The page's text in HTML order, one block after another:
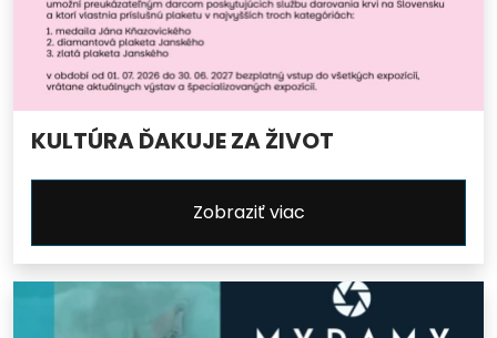
KULTÚRA ĎAKUJE ZA ŽIVOT
Zobraziť viac